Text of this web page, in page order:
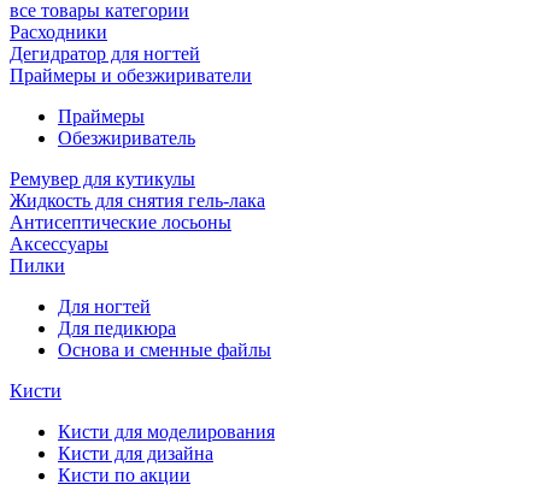
все товары категории
Расходники
Дегидратор для ногтей
Праймеры и обезжириватели
Праймеры
Обезжириватель
Ремувер для кутикулы
Жидкость для снятия гель-лака
Антисептические лосьоны
Аксессуары
Пилки
Для ногтей
Для педикюра
Основа и сменные файлы
Кисти
Кисти для моделирования
Кисти для дизайна
Кисти по акции